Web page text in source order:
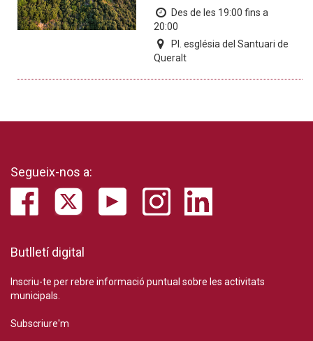
Des de les 19:00 fins a
20:00
Pl. església del Santuari de
Queralt
Segueix-nos a:
Butlletí digital
Inscriu-te per rebre informació puntual sobre les activitats
municipals.
Subscriure'm